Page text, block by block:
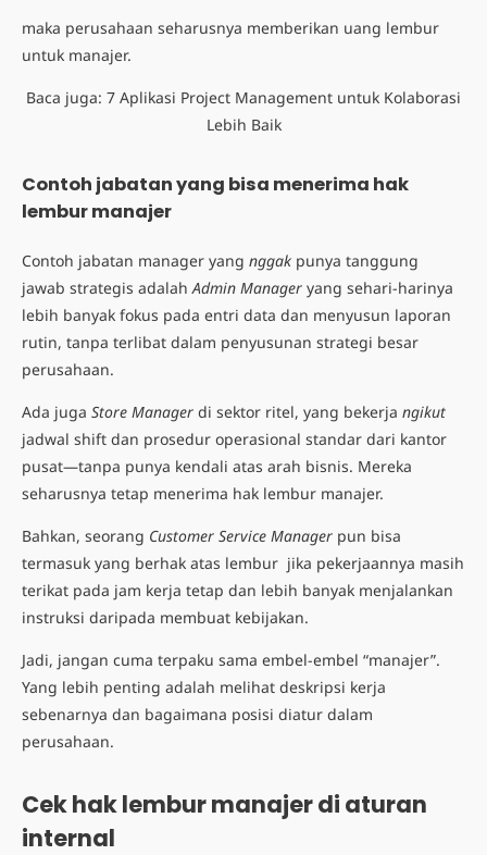
maka perusahaan seharusnya memberikan uang lembur
untuk manajer.
Baca juga: 7 Aplikasi Project Management untuk Kolaborasi
Lebih Baik
Contoh jabatan yang bisa menerima hak
lembur manajer
Contoh jabatan manager yang nggak punya tanggung
jawab strategis adalah Admin Manager yang sehari-harinya
lebih banyak fokus pada entri data dan menyusun laporan
rutin, tanpa terlibat dalam penyusunan strategi besar
perusahaan.
Ada juga Store Manager di sektor ritel, yang bekerja ngikut
jadwal shift dan prosedur operasional standar dari kantor
pusat—tanpa punya kendali atas arah bisnis. Mereka
seharusnya tetap menerima hak lembur manajer.
Bahkan, seorang Customer Service Manager pun bisa
termasuk yang berhak atas lembur jika pekerjaannya masih
terikat pada jam kerja tetap dan lebih banyak menjalankan
instruksi daripada membuat kebijakan.
Jadi, jangan cuma terpaku sama embel-embel “manajer”.
Yang lebih penting adalah melihat deskripsi kerja
sebenarnya dan bagaimana posisi diatur dalam
perusahaan.
Cek hak lembur manajer di aturan
internal